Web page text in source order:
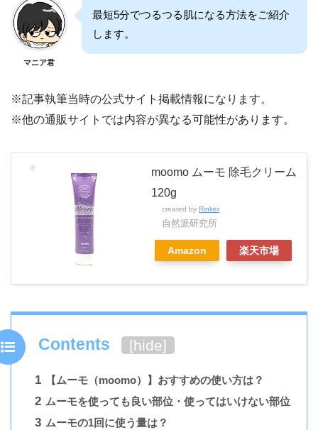
マニア君
最短5分でつるつる肌になる方法をご紹介
します。
※記事執筆当時の公式サイト掲載情報になります。
※他の通販サイトでは内容が異なる可能性があります。
moomo ムーモ 除毛クリーム
120g
created by Rinker
自然派研究所
Amazon 楽天市場
Contents [hide]
1 【ムーモ（moomo）】おすすめの使い方は？
2 ムーモを使っても良い部位・使ってはいけない部位
3 ムーモの1回に使う量は？